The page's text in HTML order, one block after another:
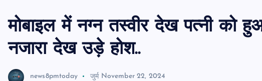
मोबाइल में नग्‍न तस्‍वीर देख पत्नी को
नजारा देख उड़े होश..
news8pmtoday जुर्म November 22, 2024